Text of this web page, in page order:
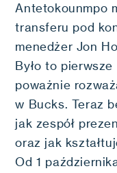
Antetokounmpo
transferu pod
menedżer Jon
Było to
poważnie
w Bucks. Teraz
jak zespół
oraz jak
Od 1